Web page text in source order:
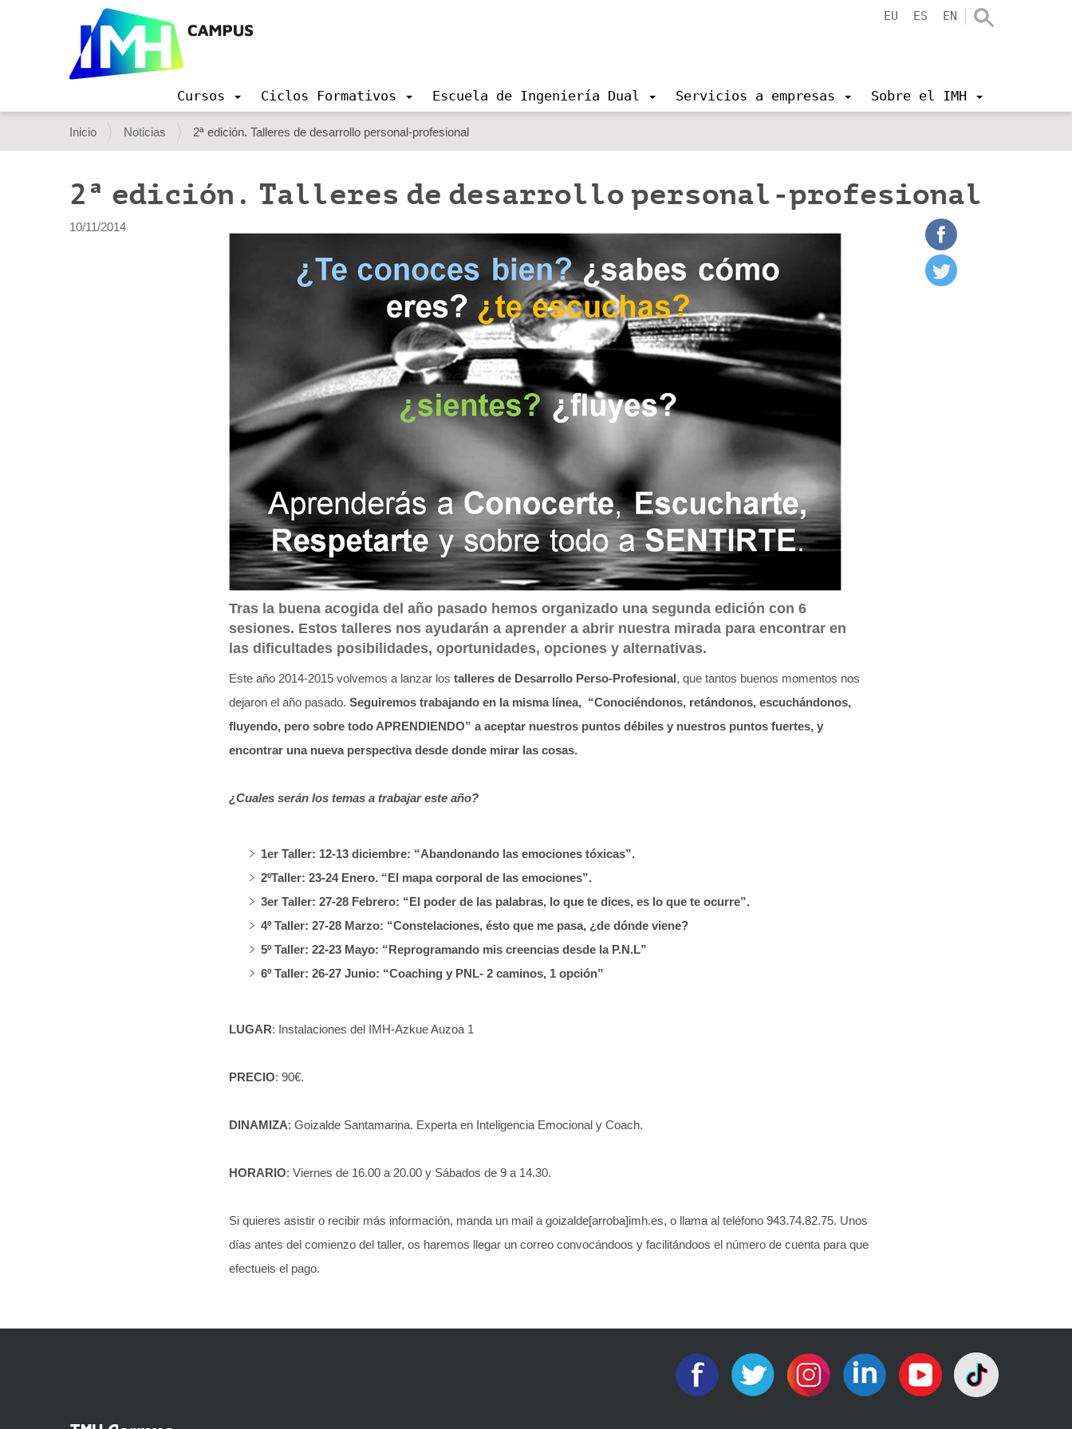
EU ES EN
v
a
c
i
Cursos Ciclos Formativos Escuela de Ingeniería Dual Servicios a empresas Sobre el IMH
U
s
e
d
Inicio Noticias 2ª edición. Talleres de desarrollo personal-profesional
2ª edición. Talleres de desarrollo personal-profesional
10/11/2014
Tras la buena acogida del año pasado hemos organizado una segunda edición con 6
sesiones. Estos talleres nos ayudarán a aprender a abrir nuestra mirada para encontrar en
las dificultades posibilidades, oportunidades, opciones y alternativas.
Este año 2014-2015 volvemos a lanzar los talleres de Desarrollo Perso-Profesional, que tantos buenos momentos nos
dejaron el año pasado. Seguiremos trabajando en la misma línea, “Conociéndonos, retándonos, escuchándonos,
fluyendo, pero sobre todo APRENDIENDO” a aceptar nuestros puntos débiles y nuestros puntos fuertes, y
encontrar una nueva perspectiva desde donde mirar las cosas.
¿Cuales serán los temas a trabajar este año?
1er Taller: 12-13 diciembre: “Abandonando las emociones tóxicas”.
2ºTaller: 23-24 Enero. “El mapa corporal de las emociones”.
3er Taller: 27-28 Febrero: “El poder de las palabras, lo que te dices, es lo que te ocurre”.
4º Taller: 27-28 Marzo: “Constelaciones, ésto que me pasa, ¿de dónde viene?
5º Taller: 22-23 Mayo: “Reprogramando mis creencias desde la P.N.L”
6º Taller: 26-27 Junio: “Coaching y PNL- 2 caminos, 1 opción”
LUGAR: Instalaciones del IMH-Azkue Auzoa 1
PRECIO: 90€.
DINAMIZA: Goizalde Santamarina. Experta en Inteligencia Emocional y Coach.
HORARIO: Viernes de 16.00 a 20.00 y Sábados de 9 a 14.30.
Si quieres asistir o recibir más información, manda un mail a goizalde[arroba]imh.es, o llama al teléfono 943.74.82.75. Unos
días antes del comienzo del taller, os haremos llegar un correo convocándoos y facilitándoos el número de cuenta para que
efectueis el pago.